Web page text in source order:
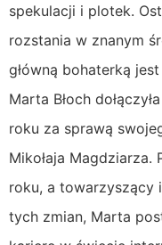
spekulacji i plotek.
rozstania w znanym
główną bohaterką
Marta Błoch
roku za sprawą
Mikołaja Magdziarza.
roku, a towarzyszący
tych zmian, Marta